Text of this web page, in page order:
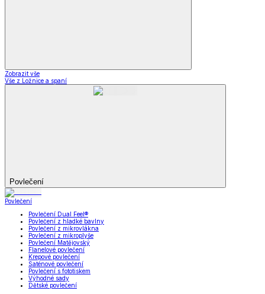
Zobrazit vše
Vše z Ložnice a spaní
Povlečení
Povlečení
Povlečení Dual Feel®
Povlečení z hladké bavlny
Povlečení z mikrovlákna
Povlečení z mikroplyše
Povlečení Matějovský
Flanelové povlečení
Krepové povlečení
Saténové povlečení
Povlečení s fototiskem
Výhodné sady
Dětské povlečení